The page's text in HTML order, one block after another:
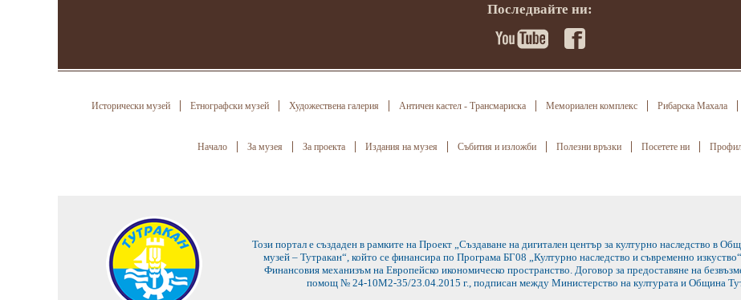
Последвайте ни:
Исторически музей Етнографски музей Художествена галерия Античен кастел - Трансмариска Мемориален комплекс Рибарска Махала
Начало За музея За проекта Издания на музея Събития и изложби Полезни връзки Посетете ни
Този портал е създаден в рамките на Проект „Създаване на дигитален център за културно наследство в
музей – Тутракан“, който се финансира по Програма БГ08 „Културно наследство и съвременно
Финансовия механизъм на Европейско икономическо пространство. Договор за предоставяне на
помощ № 24-10М2-35/23.04.2015 г., подписан между Министерство на културата и Община